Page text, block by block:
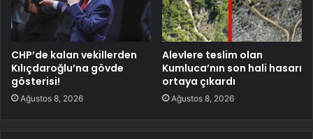
CHP’de kalan vekillerden
Kılıçdaroğlu’na gövde
gösterisi!
Ağustos 8, 2026
Alevlere teslim olan
Kumluca’nın son hali hasarı
ortaya çıkardı
Ağustos 8, 2026